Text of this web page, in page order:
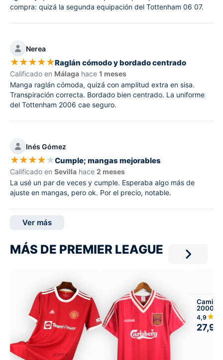
compra: quizá la segunda equipación del Tottenham 06 07.
Nerea
★★★★★Raglán cómodo y bordado centrado
Calificado en Málaga hace 1 meses
Manga raglán cómoda, quizá con amplitud extra en sisa.
Transpiración correcta. Bordado bien centrado. La uniforme
del Tottenham 2006 cae seguro.
Inés Gómez
★★★★★Cumple; mangas mejorables
Calificado en Sevilla hace 2 meses
La usé un par de veces y cumple. Esperaba algo más de
ajuste en mangas, pero ok. Por el precio, notable.
Ver más
MÁS DE PREMIER LEAGUE
2000-
4,9
27,99